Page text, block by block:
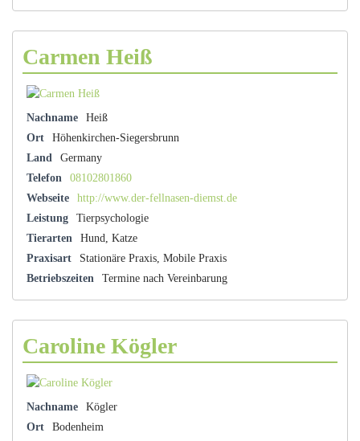
Carmen Heiß
Nachname
Heiß
Ort
Höhenkirchen-Siegersbrunn
Land
Germany
Telefon
08102801860
Webseite
http://www.der-fellnasen-diemst.de
Leistung
Tierpsychologie
Tierarten
Hund, Katze
Praxisart
Stationäre Praxis, Mobile Praxis
Betriebszeiten
Termine nach Vereinbarung
Caroline Kögler
Nachname
Kögler
Ort
Bodenheim